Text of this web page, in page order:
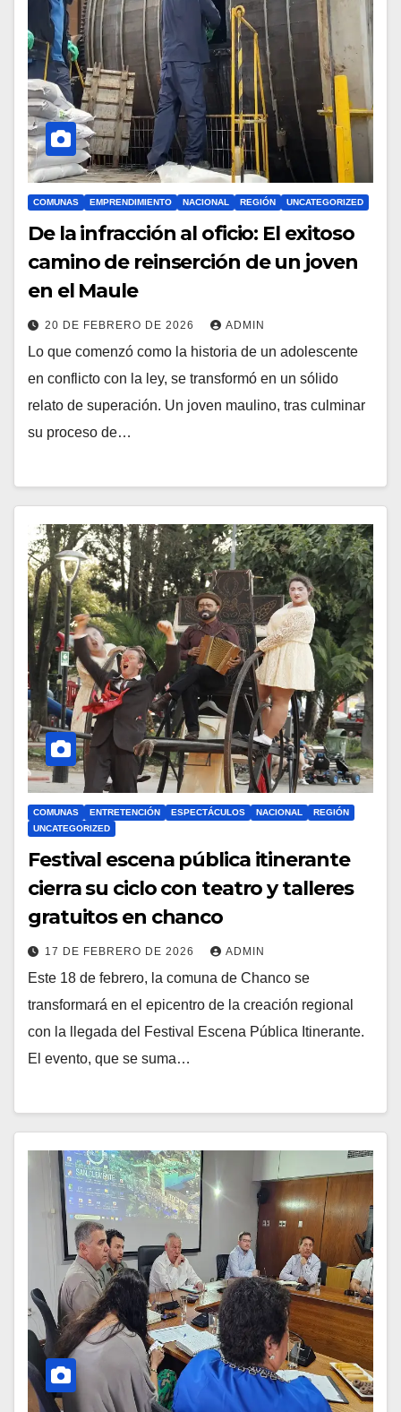
COMUNAS EMPRENDIMIENTO NACIONAL REGIÓN UNCATEGORIZED
De la infracción al oficio: El exitoso
camino de reinserción de un joven
en el Maule
20 DE FEBRERO DE 2026 ADMIN
Lo que comenzó como la historia de un adolescente
en conflicto con la ley, se transformó en un sólido
relato de superación. Un joven maulino, tras culminar
su proceso de…
COMUNAS ENTRETENCIÓN ESPECTÁCULOS NACIONAL
REGIÓN
UNCATEGORIZED
Festival escena pública itinerante
cierra su ciclo con teatro y talleres
gratuitos en chanco
17 DE FEBRERO DE 2026 ADMIN
Este 18 de febrero, la comuna de Chanco se
transformará en el epicentro de la creación regional
con la llegada del Festival Escena Pública Itinerante.
El evento, que se suma…